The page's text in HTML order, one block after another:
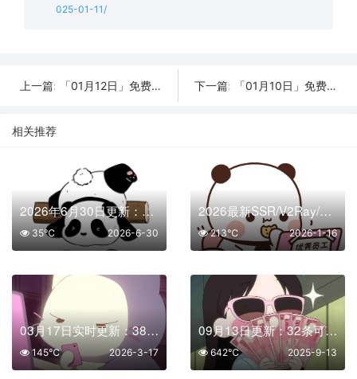
025-01-11/
上一篇: 「01月12日」免费节点数量23个，SSR/V2ray/Shadowrocket/Clash订阅链接 下一篇: 「01月10日」免费节点数量28个，SSR/V2ray/Shadowrocket/Clash订阅链接
相关推荐
2026年6月30日更新：14条SSR/V2Ray/Clash可用免费节点
2026-6-30
35℃
2026最新SSR/V2Ray/Clash免费节点 | 01月16日可用订阅
2026-1-16
213℃
03月17日实时更新：38条可用SSR/V2Ray/Clash节点
2026-3-17
145℃
09月13日更新：32条可用免费节点 | 2025年SSR/V2ray/Clash订阅链接
2025-9-13
642℃